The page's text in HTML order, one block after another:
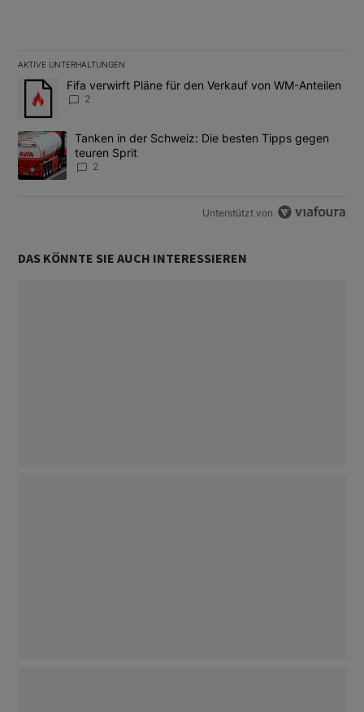
AKTIVE UNTERHALTUNGEN
Das Folgende ist eine Liste der am meisten kommentierten
Ein Trendartikel mit dem Titel "Fifa verwirft Pläne für den
Fifa verwirft Pläne für den Verkauf von WM-Anteilen
2
Ein Trendartikel mit dem Titel "Tanken in der Schweiz: Die
Tanken in der Schweiz: Die besten Tipps gegen
teuren Sprit
2
Unterstützt von
DAS KÖNNTE SIE AUCH INTERESSIEREN